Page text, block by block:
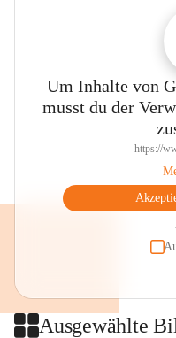
Um Inhalte von
musst du der
https://
Ausgewählte